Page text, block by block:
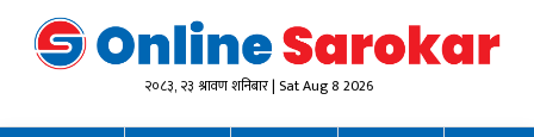
२०८३, २३ श्रावण शनिबार | Sat Aug 8 2026